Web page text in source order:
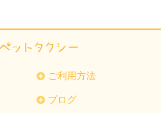
ご利用方法
ブログ